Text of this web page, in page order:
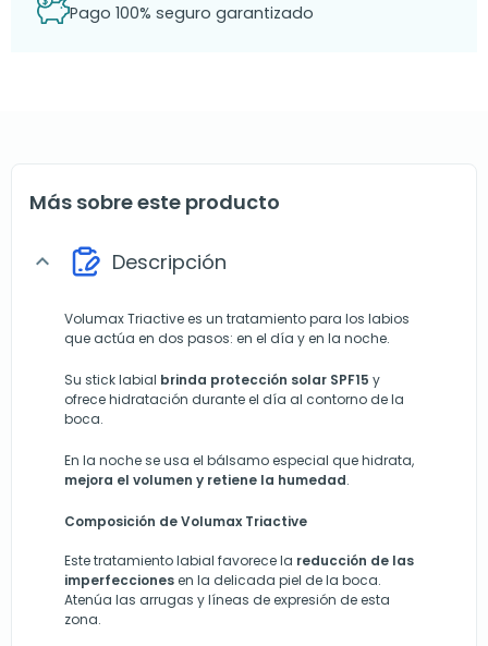
Pago 100% seguro garantizado
Más sobre este producto
expand_more Descripción
Volumax Triactive es un tratamiento para los labios
que actúa en dos pasos: en el día y en la noche.
Su stick labial brinda protección solar SPF15 y
ofrece hidratación durante el día al contorno de la
boca.
En la noche se usa el bálsamo especial que hidrata,
mejora el volumen y retiene la humedad.
Composición de Volumax Triactive
Este tratamiento labial favorece la reducción de las
imperfeccionesen la delicada piel de la boca.
Atenúa las arrugas y líneas de expresión de esta
zona.